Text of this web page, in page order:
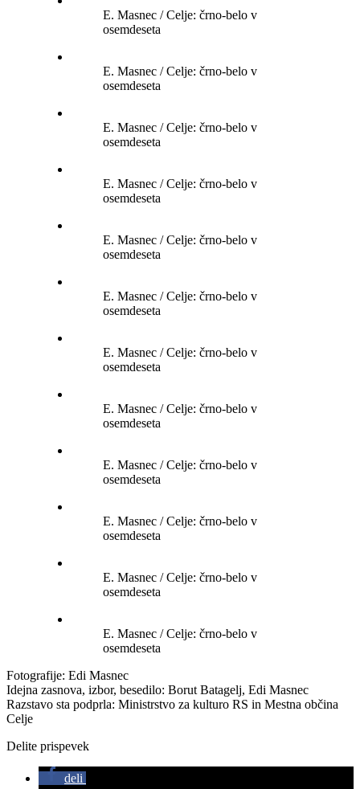
E. Masnec / Celje: črno-belo v
osemdeseta
E. Masnec / Celje: črno-belo v
osemdeseta
E. Masnec / Celje: črno-belo v
osemdeseta
E. Masnec / Celje: črno-belo v
osemdeseta
E. Masnec / Celje: črno-belo v
osemdeseta
E. Masnec / Celje: črno-belo v
osemdeseta
E. Masnec / Celje: črno-belo v
osemdeseta
E. Masnec / Celje: črno-belo v
osemdeseta
E. Masnec / Celje: črno-belo v
osemdeseta
E. Masnec / Celje: črno-belo v
osemdeseta
E. Masnec / Celje: črno-belo v
osemdeseta
E. Masnec / Celje: črno-belo v
osemdeseta
Fotografije: Edi Masnec
Idejna zasnova, izbor, besedilo: Borut Batagelj, Edi Masnec
Razstavo sta podprla: Ministrstvo za kulturo RS in Mestna občina
Celje
Delite prispevek
deli